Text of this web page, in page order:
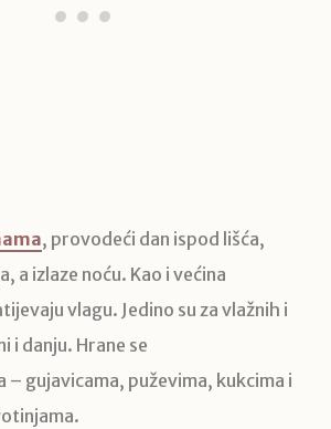
, provodeći dan ispod lišća,
a izlaze noću. Kao i većina
vlagu. Jedino su za vlažnih i
i danju. Hrane se
– gujavicama, puževima, kukcima i